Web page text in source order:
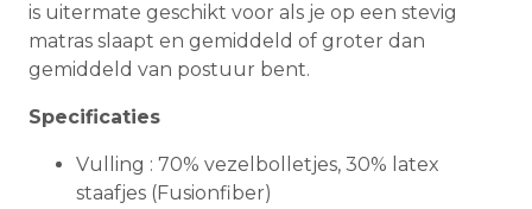
is uitermate geschikt voor als je op een stevig
matras slaapt en gemiddeld of groter dan
gemiddeld van postuur bent.
Specificaties
Vulling : 70% vezelbolletjes, 30% latex
staafjes (Fusionfiber)